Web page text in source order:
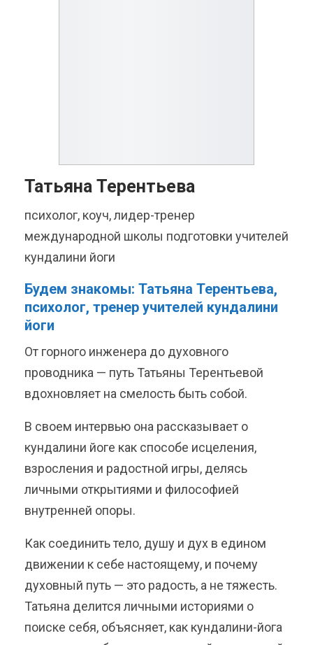
Татьяна Терентьева
психолог, коуч, лидер-тренер
международной школы подготовки учителей
кундалини йоги
Будем знакомы: Татьяна Терентьева,
психолог, тренер учителей кундалини
йоги
От горного инженера до духовного
проводника — путь Татьяны Терентьевой
вдохновляет на смелость быть собой.
В своем интервью она рассказывает о
кундалини йоге как способе исцеления,
взросления и радостной игры, делясь
личными открытиями и философией
внутренней опоры.
Как соединить тело, душу и дух в едином
движении к себе настоящему, и почему
духовный путь — это радость, а не тяжесть.
Татьяна делится личными историями о
поиске себя, объясняет, как кундалини-йога